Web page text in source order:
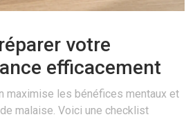
votre
efficacement
maximise les bénéfices mentaux et
malaise. Voici une checklist